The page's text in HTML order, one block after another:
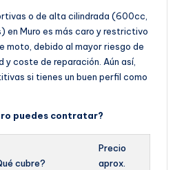
o de alta cilindrada (600cc,
en Muro es más caro y restrictivo
moto, debido al mayor riesgo de
coste de reparación. Aún así,
si tienes un buen perfil como
puedes contratar?
cubre?
Precio
aprox.